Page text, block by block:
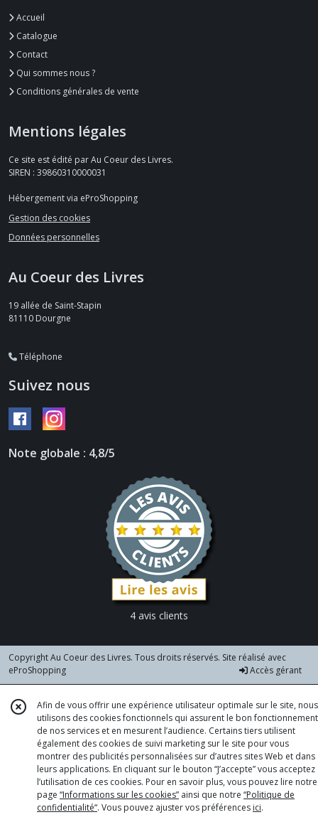
Accueil
Catalogue
Contact
Qui sommes nous ?
Conditions générales de vente
Mentions légales
Ce site est édité par Au Coeur des Livres.
SIREN : 39860310000031
Hébergement via eProShopping
Gestion des cookies
Données personnelles
Au Coeur des Livres
19 allée de Saint-Stapin
81110 Dourgne
Téléphone
Suivez nous
Note globale : 4,8/5
4 avis clients
Copyright Au Coeur des Livres. Tous droits réservés. Site réalisé avec
eProShopping
Accès gérant
Afin de vous offrir une expérience utilisateur optimale sur le site, nous
utilisons des cookies fonctionnels qui assurent le bon fonctionnement
de nos services et en mesurent l’audience. Certains tiers utilisent
également des cookies de suivi marketing sur le site pour vous
montrer des publicités personnalisées sur d’autres sites Web et dans
leurs applications. En cliquant sur le bouton “J’accepte” vous acceptez
l’utilisation de ces cookies. Pour en savoir plus, vous pouvez lire notre
page “Informations sur les cookies” ainsi que notre “Politique de
confidentialité“. Vous pouvez ajuster vos préférences ici.